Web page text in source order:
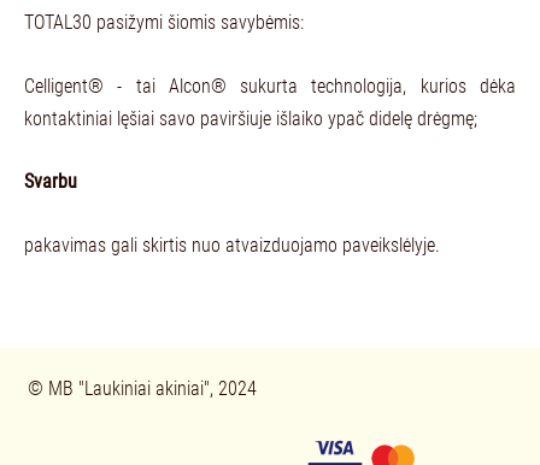
TOTAL30 pasižymi šiomis savybėmis:
Celligent® - tai Alcon® sukurta technologija, kurios dėka
kontaktiniai lęšiai savo paviršiuje išlaiko ypač didelę drėgmę;
Svarbu
pakavimas gali skirtis nuo atvaizduojamo paveikslėlyje.
© MB "Laukiniai akiniai", 2024